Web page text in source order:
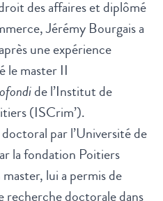
des affaires et diplômé
Jérémy Bourgais a
une expérience
le master II
de l’Institut de
(ISCrim’).
par l’Université de
la fondation Poitiers
lui a permis de
recherche doctorale dans